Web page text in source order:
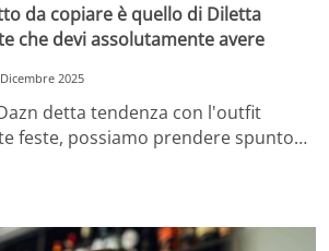
da copiare è quello di Diletta
che devi assolutamente avere
2025
detta tendenza con l'outfit
feste, possiamo prendere spunto…